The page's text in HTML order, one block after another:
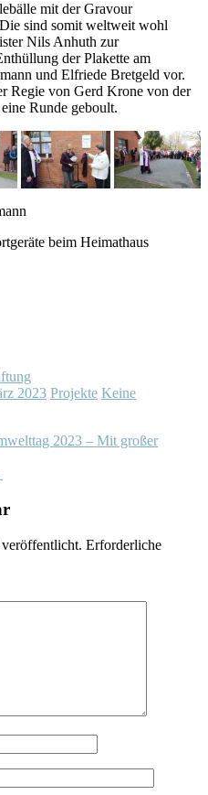
mit der Gravour
sind somit weltweit wohl
Nils Anhuth zur
der Plakette am
und Elfriede Bretgeld vor.
Regie von Gerd Krone von der
Runde geboult.
beim Heimathaus
2023 Projekte Keine
2023 – Mit großer
Erforderliche